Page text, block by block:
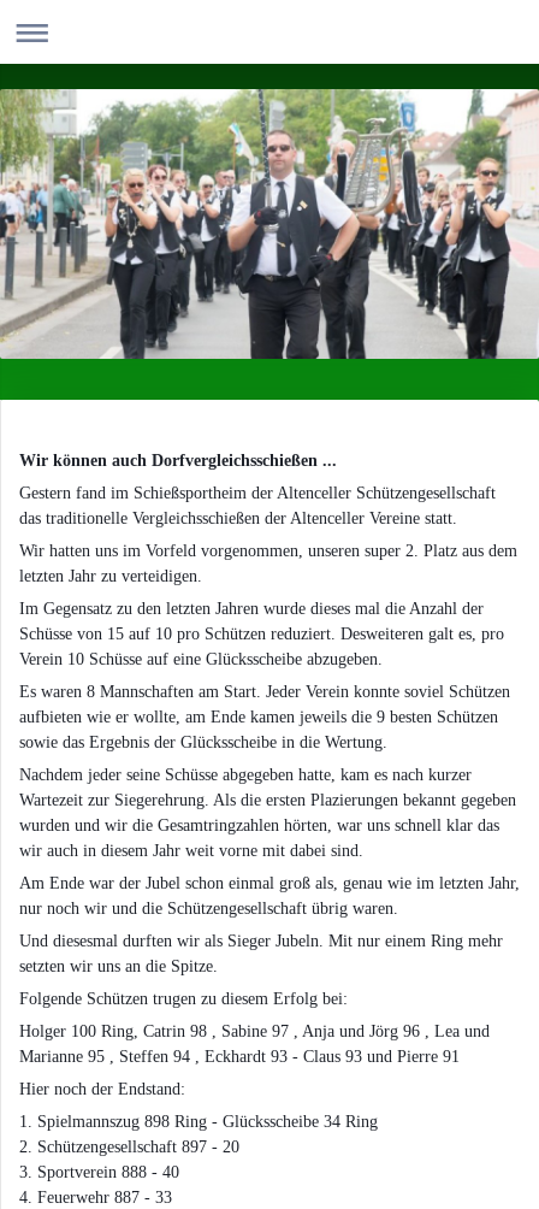
Wir können auch Dorfvergleichsschießen ...
Gestern fand im Schießsportheim der Altenceller Schützengesellschaft
das traditionelle Vergleichsschießen der Altenceller Vereine statt.
Wir hatten uns im Vorfeld vorgenommen, unseren super 2. Platz aus dem
letzten Jahr zu verteidigen.
Im Gegensatz zu den letzten Jahren wurde dieses mal die Anzahl der
Schüsse von 15 auf 10 pro Schützen reduziert. Desweiteren galt es, pro
Verein 10 Schüsse auf eine Glücksscheibe abzugeben.
Es waren 8 Mannschaften am Start. Jeder Verein konnte soviel Schützen
aufbieten wie er wollte, am Ende kamen jeweils die 9 besten Schützen
sowie das Ergebnis der Glücksscheibe in die Wertung.
Nachdem jeder seine Schüsse abgegeben hatte, kam es nach kurzer
Wartezeit zur Siegerehrung. Als die ersten Plazierungen bekannt gegeben
wurden und wir die Gesamtringzahlen hörten, war uns schnell klar das
wir auch in diesem Jahr weit vorne mit dabei sind.
Am Ende war der Jubel schon einmal groß als, genau wie im letzten Jahr,
nur noch wir und die Schützengesellschaft übrig waren.
Und diesesmal durften wir als Sieger Jubeln. Mit nur einem Ring mehr
setzten wir uns an die Spitze.
Folgende Schützen trugen zu diesem Erfolg bei:
Holger 100 Ring, Catrin 98 , Sabine 97 , Anja und Jörg 96 , Lea und
Marianne 95 , Steffen 94 , Eckhardt 93 - Claus 93 und Pierre 91
Hier noch der Endstand:
1. Spielmannszug 898 Ring - Glücksscheibe 34 Ring
2. Schützengesellschaft 897 - 20
3. Sportverein 888 - 40
4. Feuerwehr 887 - 33